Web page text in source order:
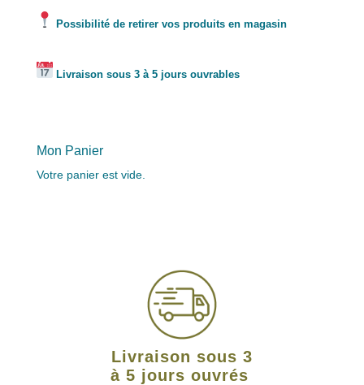
Possibilité de retirer vos produits en magasin
Livraison sous 3 à 5 jours ouvrables
Mon Panier
Votre panier est vide.
Livraison sous 3
à 5 jours ouvrés